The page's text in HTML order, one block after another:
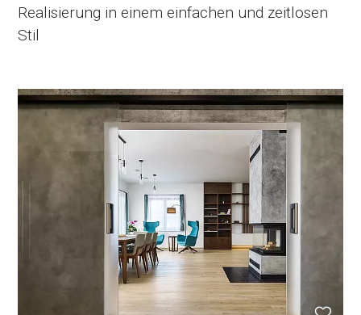
Realisierung in einem einfachen und zeitlosen
Stil